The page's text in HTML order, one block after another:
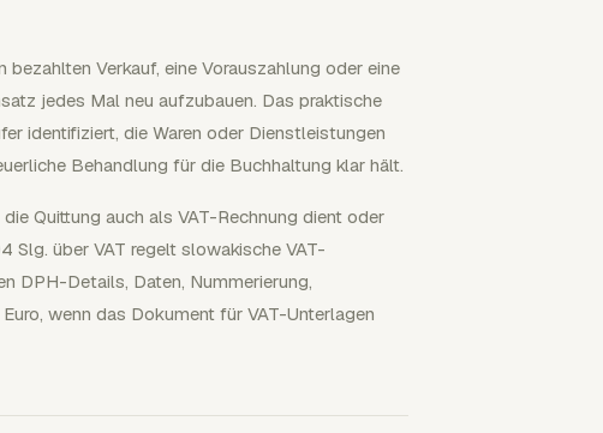
Verkauf, eine Vorauszahlung oder eine
jedes Mal neu aufzubauen. Das praktische
identifiziert, die Waren oder Dienstleistungen
Behandlung für die Buchhaltung klar hält.
Quittung auch als VAT-Rechnung dient oder
über VAT regelt slowakische VAT-
DPH-Details, Daten, Nummerierung,
wenn das Dokument für VAT-Unterlagen